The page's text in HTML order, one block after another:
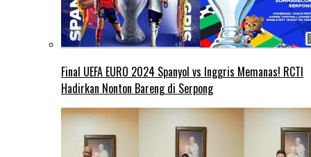
Final UEFA EURO 2024 Spanyol vs Inggris Memanas! RCTI
Hadirkan Nonton Bareng di Serpong